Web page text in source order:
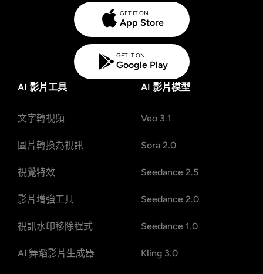
GET IT ON
App Store
GET IT ON
Google Play
AI 影片工具
文字轉視頻
圖片轉換為視訊
視覺特效
影片增強工具
視訊水印移除程式
AI 舞蹈影片生成器
AI 影片模型
Veo 3.1
Sora 2.0
Seedance 2.5
Seedance 2.0
Seedance 1.0
Kling 3.0